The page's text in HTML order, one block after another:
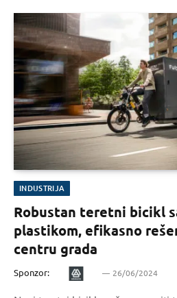
INDUSTRIJA
Robustan teretni bicikl
plastikom, efikasno
centru grada
Sponzor: 26/06/2024